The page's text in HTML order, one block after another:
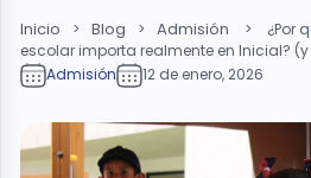
Inicio > Blog > Admisión >
¿Por
escolar importa realmente en Inicial?
Admisión
12 de enero, 2026